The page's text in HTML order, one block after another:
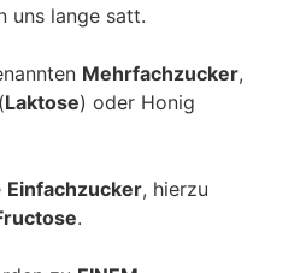
uns lange satt.
Mehrfachzucker,
Laktose) oder Honig
Einfachzucker, hierzu
.